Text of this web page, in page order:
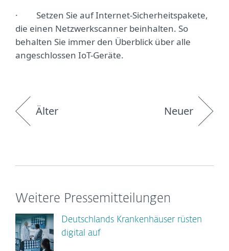
· Setzen Sie auf Internet-Sicherheitspakete,
die einen Netzwerkscanner beinhalten. So
behalten Sie immer den Überblick über alle
angeschlossen IoT-Geräte.
Älter Neuer
Weitere Pressemitteilungen
Deutschlands Krankenhäuser rüsten
digital auf